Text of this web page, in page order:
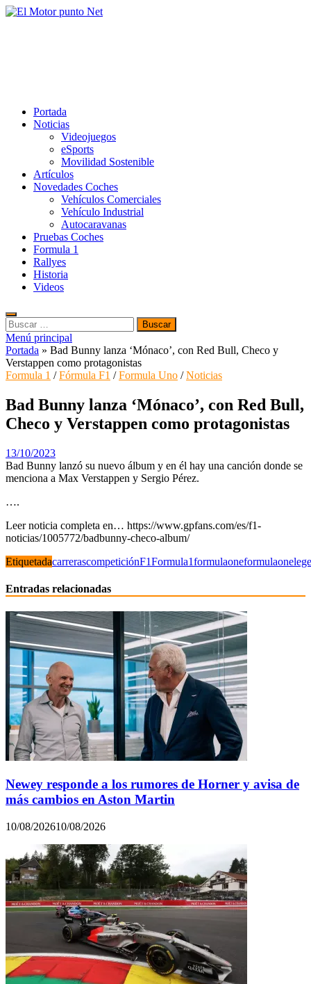
Saltar
Portada
Noticias
Videojuegos
eSports
Movilidad Sostenible
Artículos
Novedades Coches
Vehículos Comerciales
Vehículo Industrial
Autocaravanas
Pruebas Coches
Formula 1
Rallyes
Historia
Videos
Buscar:
Menú principal
Portada » Bad Bunny lanza ‘Mónaco’, con Red Bull, Checo y
Verstappen como protagonistas
Formula 1 /Fórmula F1 /Formula Uno /Noticias
Bad Bunny lanza ‘Mónaco’, con Red Bull,
Checo y Verstappen como protagonistas
13/10/2023
Bad Bunny lanzó su nuevo álbum y en él hay una canción donde se
menciona a Max Verstappen y Sergio Pérez.
….
Leer noticia completa en… https://www.gpfans.com/es/f1-
noticias/1005772/badbunny-checo-album/
EtiquetadacarrerascompeticiónF1Formula1formulaone
Entradas relacionadas
Newey responde a los rumores de Horner y avisa de
más cambios en Aston Martin
10/08/202610/08/2026